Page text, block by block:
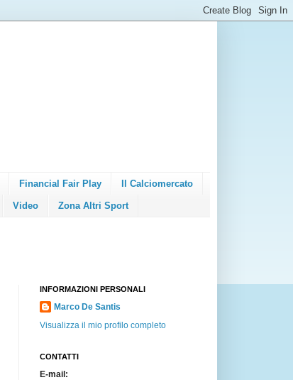
Financial Fair Play Il Calciomercato
Video Zona Altri Sport
INFORMAZIONI PERSONALI
Marco De Santis
Visualizza il mio profilo completo
CONTATTI
E-mail: